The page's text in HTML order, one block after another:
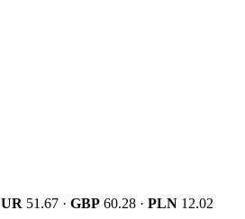
51.67 · GBP 60.28 · PLN 12.02